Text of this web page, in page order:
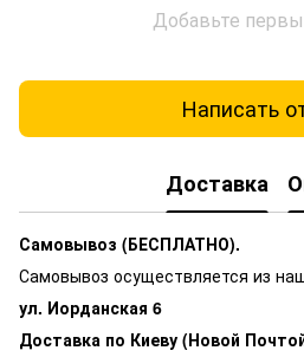
Добавьте
Написать
Доставка
Самовывоз (БЕСПЛАТНО).
Самовывоз осуществляется из
ул. Иорданская 6
Доставка по Киеву (Новой